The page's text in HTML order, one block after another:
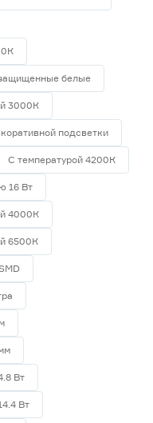
белые
3000К
подсветки
С температурой 4200К
16 Вт
4000К
6500К
Вт
Вт